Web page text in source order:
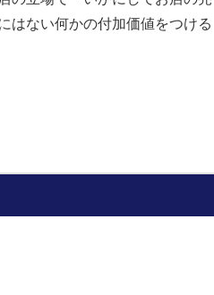
はない何かの付加価値をつける